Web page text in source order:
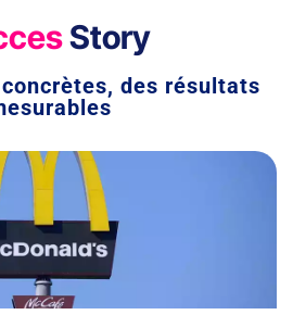
Story
des résultats